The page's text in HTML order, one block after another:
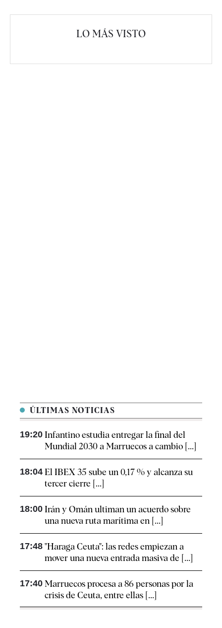
LO MÁS VISTO
ÚLTIMAS NOTICIAS
19:20 Infantino estudia entregar la final del
Mundial 2030 a Marruecos a cambio [...]
18:04 El IBEX 35 sube un 0,17 % y alcanza su
tercer cierre [...]
18:00 Irán y Omán ultiman un acuerdo sobre
una nueva ruta marítima en [...]
17:48 "Haraga Ceuta": las redes empiezan a
mover una nueva entrada masiva de [...]
17:40 Marruecos procesa a 86 personas por la
crisis de Ceuta, entre ellas [...]